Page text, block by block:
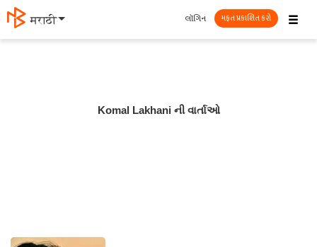
मराठी ☰
લૉગિન મફત પ્રકાશિત કરો
Komal Lakhani ની વાર્તાઓ